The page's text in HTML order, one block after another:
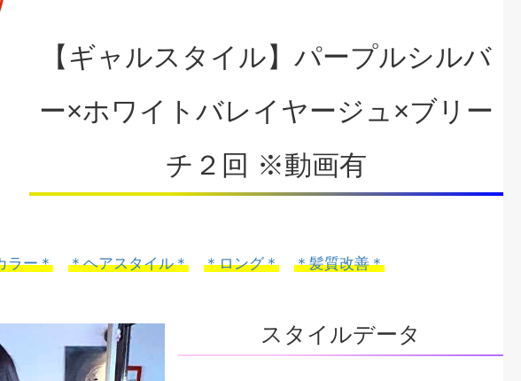
【ギャルスタイル】パープルシルバ
ー×ホワイトバレイヤージュ×ブリー
チ２回 ※動画有
ラー＊ ＊ヘアスタイル＊ ＊ロング＊ ＊髪質改善＊
スタイルデータ